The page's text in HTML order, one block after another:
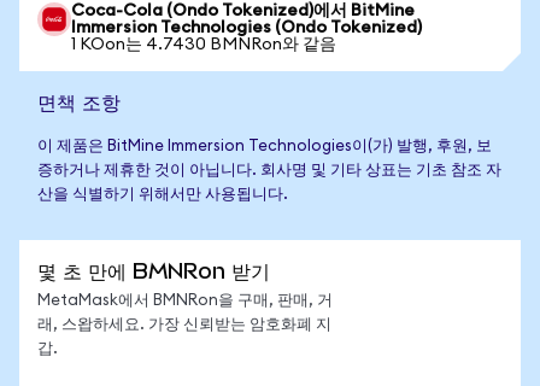
Coca-Cola (Ondo Tokenized)에서 BitMine
Immersion Technologies (Ondo Tokenized)
1 KOon는 4.7430 BMNRon와 같음
면책 조항
이 제품은 BitMine Immersion Technologies이(가) 발행, 후원, 보
증하거나 제휴한 것이 아닙니다. 회사명 및 기타 상표는 기초 참조 자
산을 식별하기 위해서만 사용됩니다.
몇 초 만에 BMNRon 받기
MetaMask에서 BMNRon을 구매, 판매, 거
래, 스왑하세요. 가장 신뢰받는 암호화폐 지
갑.